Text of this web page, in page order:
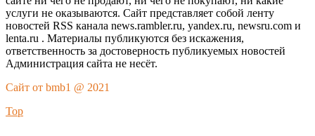
услуги не оказываются. Сайт представляет собой ленту
новостей RSS канала news.rambler.ru, yandex.ru, newsru.com и
lenta.ru . Материалы публикуются без искажения,
ответственность за достоверность публикуемых новостей
Администрация сайта не несёт.
Сайт от bmb1 @ 2021
Top